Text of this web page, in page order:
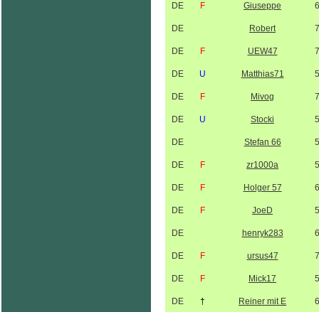
DE F Giuseppe
DE Robert
DE F UEW47
DE U Matthias71
DE F Mivog
DE U Stocki
DE Stefan 66
DE F zr1000a
DE F Holger 57
DE F JoeD
DE henryk283
DE F ursus47
DE F Mick17
DE † Reiner mit E